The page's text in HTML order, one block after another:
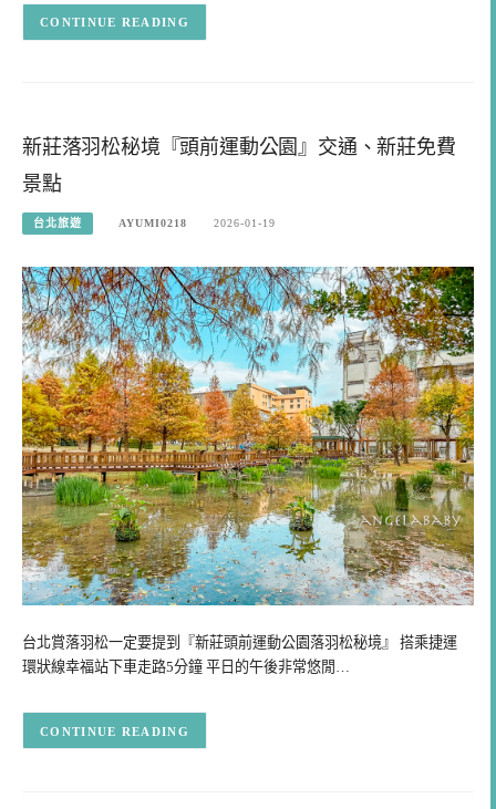
CONTINUE READING
新莊落羽松秘境『頭前運動公園』交通、新莊免費
景點
台北旅遊 AYUMI0218 2026-01-19
台北賞落羽松一定要提到『新莊頭前運動公園落羽松秘境』 搭乘捷運
環狀線幸福站下車走路5分鐘 平日的午後非常悠閒…
CONTINUE READING